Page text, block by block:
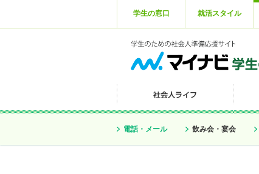
学生の窓口 就活スタイル
電話・メール 飲み会・宴会